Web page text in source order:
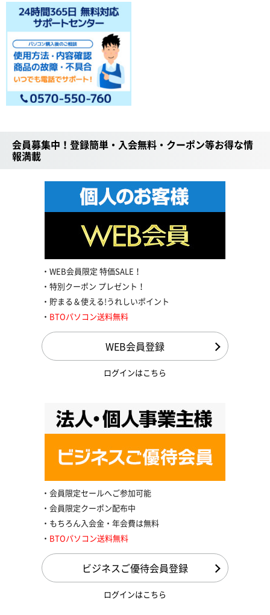
会員募集中！登録簡単・入会無料・クーポン等お得な情
報満載
WEB会員限定 特価SALE！
特別クーポン プレゼント！
貯まる＆使える!うれしいポイント
BTOパソコン送料無料
WEB会員登録
ログインはこちら
会員限定セールへご参加可能
会員限定クーポン配布中
もちろん入会金・年会費は無料
BTOパソコン送料無料
ビジネスご優待会員登録
ログインはこちら